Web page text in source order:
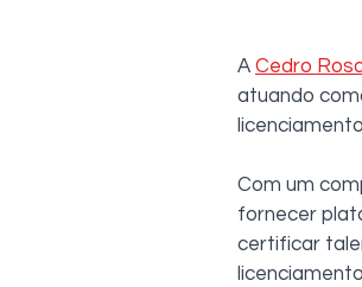
A Cedro
atuando
Com um
fornecer
certificar